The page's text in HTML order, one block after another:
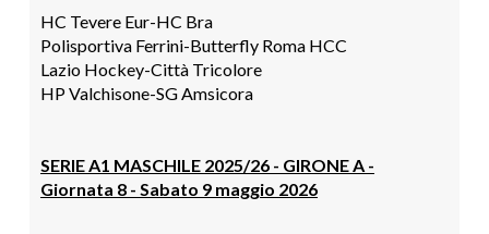
HC Tevere Eur-HC Bra
Polisportiva Ferrini-Butterfly Roma HCC
Lazio Hockey-Città Tricolore
HP Valchisone-SG Amsicora
SERIE A1 MASCHILE 2025/26 - GIRONE A -
Giornata 8 - Sabato 9 maggio 2026